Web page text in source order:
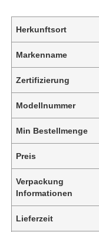
Herkunftsort
Markenname
Zertifizierung
Modellnummer
Min Bestellmenge
Preis
Verpackung
Informationen
Lieferzeit